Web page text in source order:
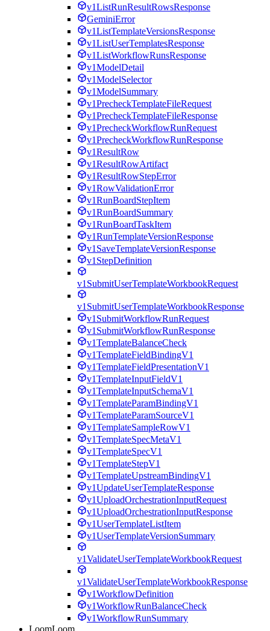
v1ListRunResultRowsResponse
GeminiError
v1ListTemplateVersionsResponse
v1ListUserTemplatesResponse
v1ListWorkflowRunsResponse
v1ModelDetail
v1ModelSelector
v1ModelSummary
v1PrecheckTemplateFileRequest
v1PrecheckTemplateFileResponse
v1PrecheckWorkflowRunRequest
v1PrecheckWorkflowRunResponse
v1ResultRow
v1ResultRowArtifact
v1ResultRowStepError
v1RowValidationError
v1RunBoardStepItem
v1RunBoardSummary
v1RunBoardTaskItem
v1RunTemplateVersionResponse
v1SaveTemplateVersionResponse
v1StepDefinition
v1SubmitUserTemplateWorkbookRequest
v1SubmitUserTemplateWorkbookResponse
v1SubmitWorkflowRunRequest
v1SubmitWorkflowRunResponse
v1TemplateBalanceCheck
v1TemplateFieldBindingV1
v1TemplateFieldPresentationV1
v1TemplateInputFieldV1
v1TemplateInputSchemaV1
v1TemplateParamBindingV1
v1TemplateParamSourceV1
v1TemplateSampleRowV1
v1TemplateSpecMetaV1
v1TemplateSpecV1
v1TemplateStepV1
v1TemplateUpstreamBindingV1
v1UpdateUserTemplateResponse
v1UploadOrchestrationInputRequest
v1UploadOrchestrationInputResponse
v1UserTemplateListItem
v1UserTemplateVersionSummary
v1ValidateUserTemplateWorkbookRequest
v1ValidateUserTemplateWorkbookResponse
v1WorkflowDefinition
v1WorkflowRunBalanceCheck
v1WorkflowRunSummary
LoomLoom